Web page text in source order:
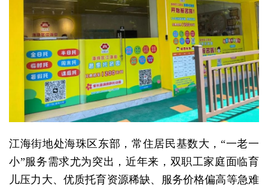
江海街地处海珠区东部，常住居民基数大，“一老一
小”服务需求尤为突出，近年来，双职工家庭面临育
儿压力大、优质托育资源稀缺、服务价格偏高等急难